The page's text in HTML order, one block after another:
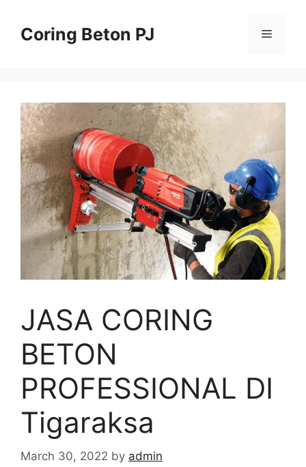
contentCoring Beton PJ Menu
JASA CORING
BETON
PROFESSIONAL DI
Tigaraksa
March 30, 2022 by admin